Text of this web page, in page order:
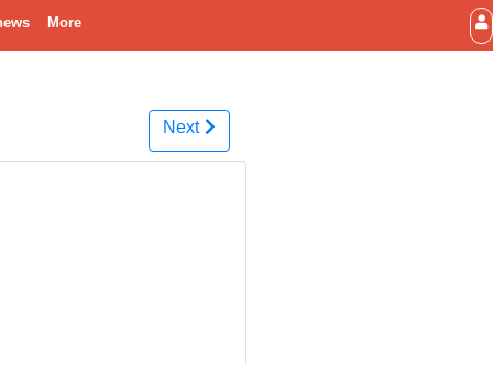
More
Next